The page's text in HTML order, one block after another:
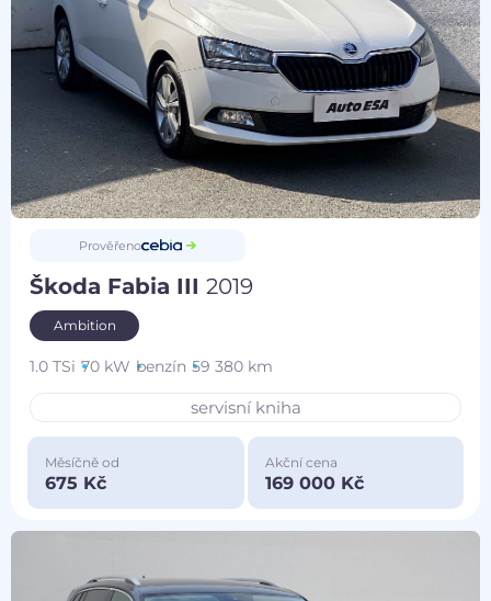
Prověřeno
Škoda Fabia III2019
Ambition
1.0 TSi 70 kW benzín 59 380 km
servisní kniha
Měsíčně od
675 Kč
Akční cena
169 000 Kč